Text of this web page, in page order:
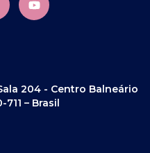
204 - Centro Balneário
711 – Brasil